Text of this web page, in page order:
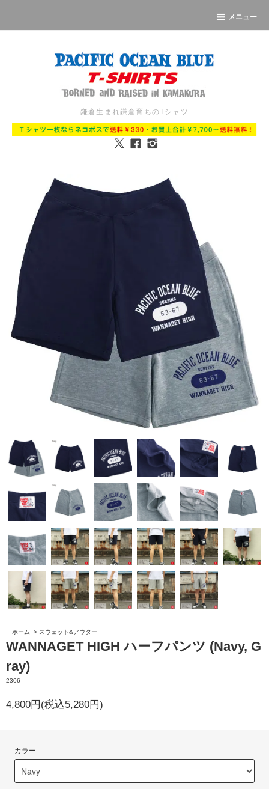
メニュー
鎌倉生まれ鎌倉育ちのTシャツ
ホーム > スウェット&アウター
WANNAGET HIGH ハーフパンツ (Navy, G
ray)
2306
4,800円(税込5,280円)
カラー